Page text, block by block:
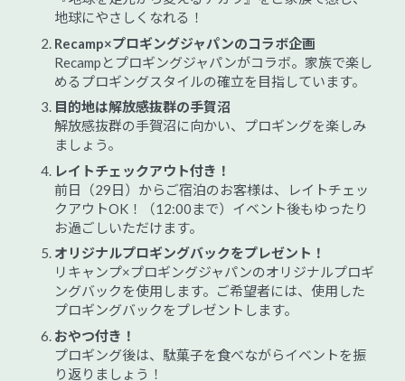
地球にやさしくなれる！
Recamp×プロギングジャパンのコラボ企画
Recampとプロギングジャパンがコラボ。家族で楽し
めるプロギングスタイルの確立を目指しています。
目的地は解放感抜群の手賀沼
解放感抜群の手賀沼に向かい、プロギングを楽しみ
ましょう。
レイトチェックアウト付き！
前日（29日）からご宿泊のお客様は、レイトチェッ
クアウトOK！（12:00まで）イベント後もゆったり
お過ごしいただけます。
オリジナルプロギングバックをプレゼント！
リキャンプ×プロギングジャパンのオリジナルプロギ
ングバックを使用します。ご希望者には、使用した
プロギングバックをプレゼントします。
おやつ付き！
プロギング後は、駄菓子を食べながらイベントを振
り返りましょう！